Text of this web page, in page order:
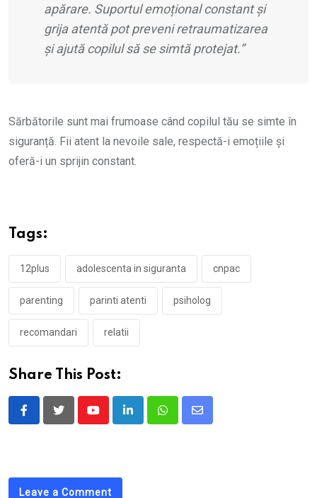
apărare. Suportul emoțional constant și
grija atentă pot preveni retraumatizarea
și ajută copilul să se simtă protejat.”
Sărbătorile sunt mai frumoase când copilul tău se simte în
siguranță. Fii atent la nevoile sale, respectă-i emoțiile și
oferă-i un sprijin constant.
Tags:
12plus adolescenta in siguranta cnpac
parenting parinti atenti psiholog
recomandari relatii
Share This Post:
YoutubeLinkedInWhatsappShare
Leave a Comment